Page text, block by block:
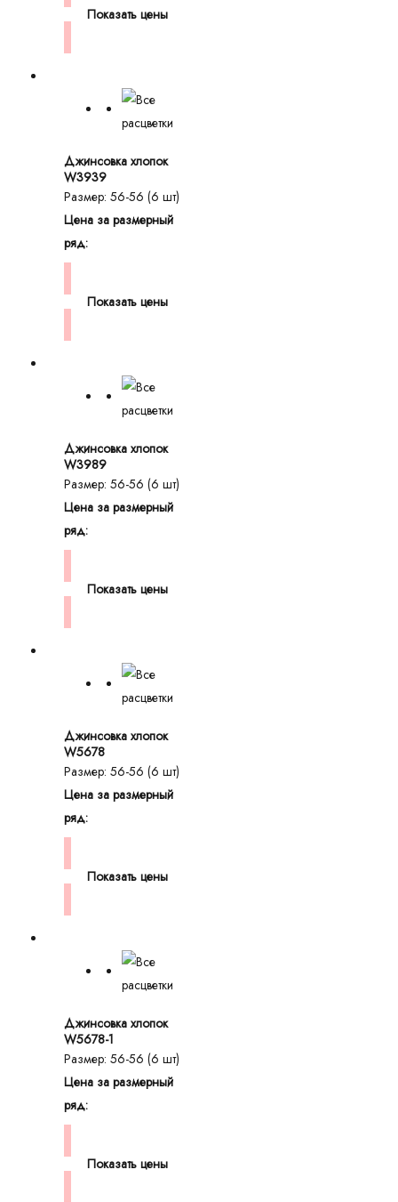
Показать цены
Джинсовка хлопок
W3939
Размер: 56-56 (6 шт)
Цена за размерный
ряд:
Показать цены
Джинсовка хлопок
W3989
Размер: 56-56 (6 шт)
Цена за размерный
ряд:
Показать цены
Джинсовка хлопок
W5678
Размер: 56-56 (6 шт)
Цена за размерный
ряд:
Показать цены
Джинсовка хлопок
W5678-1
Размер: 56-56 (6 шт)
Цена за размерный
ряд:
Показать цены